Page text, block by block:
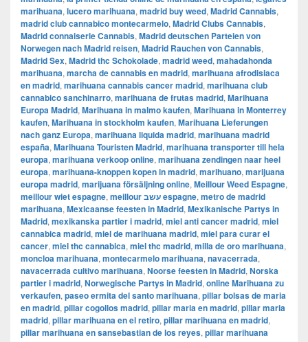
marihuana, lucero marihuana, madrid buy weed, Madrid Cannabis,
madrid club cannabico montecarmelo, Madrid Clubs Cannabis,
Madrid connaiserie Cannabis, Madrid deutschen Parteien von
Norwegen nach Madrid reisen, Madrid Rauchen von Cannabis,
Madrid Sex, Madrid thc Schokolade, madrid weed, mahadahonda
marihuana, marcha de cannabis en madrid, marihuana afrodisiaca
en madrid, marihuana cannabis cancer madrid, marihuana club
cannabico sanchinarro, marihuana de frutas madrid, Marihuana
Europa Madrid, Marihuana in malmo kaufen, Marihuana in Monterrey
kaufen, Marihuana in stockholm kaufen, Marihuana Lieferungen
nach ganz Europa, marihuana liquida madrid, marihuana madrid
españa, Marihuana Touristen Madrid, marihuana transporter till hela
europa, marihuana verkoop online, marihuana zendingen naar heel
europa, marihuana-knoppen kopen in madrid, marihuano, marijuana
europa madrid, marijuana försäljning online, Meillour Weed Espagne,
meillour wiet espagne, meillour עשב espagne, metro de madrid
marihuana, Mexicaanse feesten in Madrid, Mexikanische Partys in
Madrid, mexikanska partier i madrid, miel anti cancer madrid, miel
cannabica madrid, miel de marihuana madrid, miel para curar el
cancer, miel thc cannabica, miel thc madrid, milla de oro marihuana,
moncloa marihuana, montecarmelo marihuana, navacerrada,
navacerrada cultivo marihuana, Noorse feesten in Madrid, Norska
partier i madrid, Norwegische Partys in Madrid, online Marihuana zu
verkaufen, paseo ermita del santo marihuana, pillar bolsas de maria
en madrid, pillar cogollos madrid, pillar maria en madrid, pillar maria
madrid, pillar marihuana en el retiro, pillar marihuana en madrid,
pillar marihuana en sansebastian de los reyes, pillar marihuana